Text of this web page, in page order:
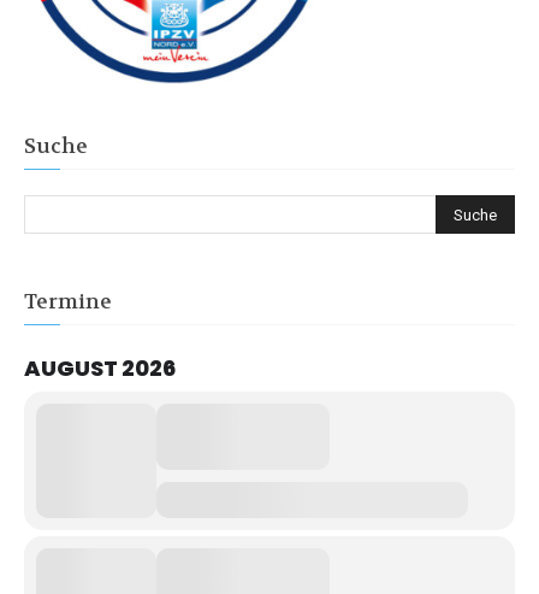
Suche
Termine
AUGUST 2026